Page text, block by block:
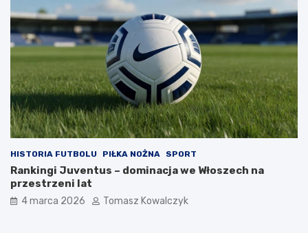
HISTORIA FUTBOLU PIŁKA NOŻNA SPORT
Rankingi Juventus – dominacja we Włoszech na
przestrzeni lat
4 marca 2026 Tomasz Kowalczyk